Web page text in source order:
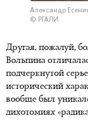
Александр
© РГАЛИ
Другая, пожалуй,
Вольпина
подчеркнутой
исторический
вообще был
дихотомиях